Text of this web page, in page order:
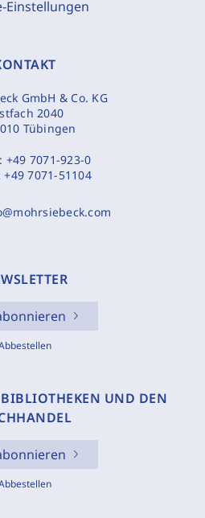
Einstellungen
GmbH & Co. KG
2040
Tübingen
+49 7071-923-0
+49 7071-51104
BIBLIOTHEKEN UND DEN